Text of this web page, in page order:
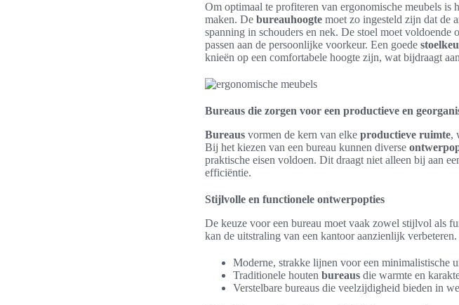
Om optimaal te profiteren van ergonomische meubels is
maken. De bureauhoogte moet zo ingesteld zijn dat de
spanning in schouders en nek. De stoel moet
passen aan de persoonlijke voorkeur. Een goede
knieën op een comfortabele hoogte zijn, wat bijdraagt
Bureaus die zorgen voor een productieve en
Bureaus vormen de kern van elke productieve ruimte,
Bij het kiezen van een bureau kunnen diverse
praktische eisen voldoen. Dit draagt niet alleen bij aan
efficiëntie.
Stijlvolle en functionele ontwerpopties
De keuze voor een bureau moet vaak zowel stijlvol als
kan de uitstraling van een kantoor aanzienlijk
Moderne, strakke lijnen voor een minimalistische
Traditionele houten bureaus die warmte en
Verstelbare bureaus die veelzijdigheid bieden in